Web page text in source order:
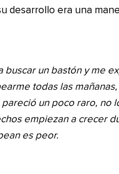
desarrollo era una
buscar un bastón y me
todas las mañanas,
pareció un poco raro, no
empiezan a crecer
es peor.